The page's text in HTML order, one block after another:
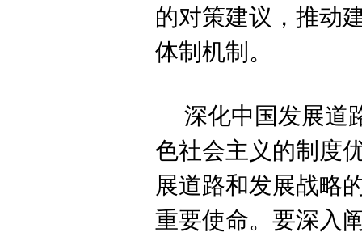
的对策建议，推动
体制机制。
深化中国发展道
色社会主义的制度
展道路和发展战略
重要使命。要深入